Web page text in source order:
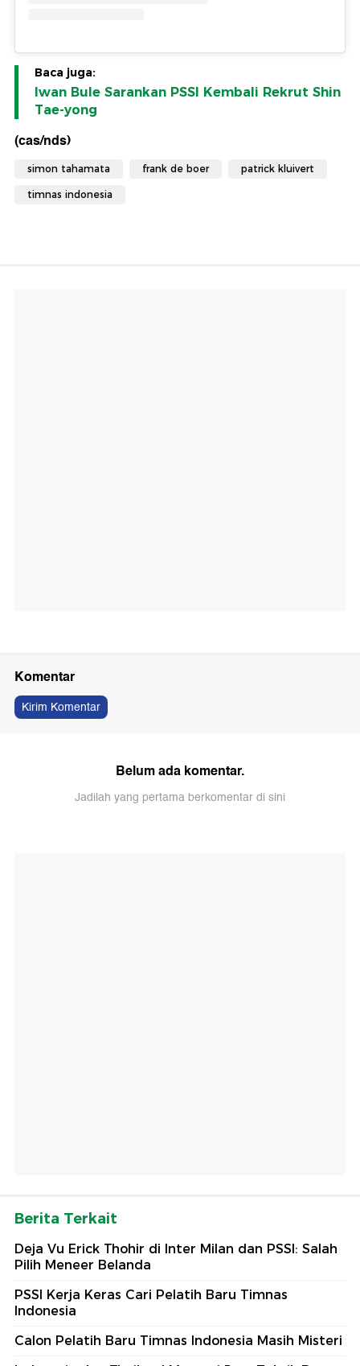
Baca juga:
Iwan Bule Sarankan PSSI Kembali Rekrut Shin
Tae-yong
(cas/nds)
simon tahamata frank de boer patrick kluivert
timnas indonesia
Komentar
Kirim Komentar
Belum ada komentar.
Jadilah yang pertama berkomentar di sini
Berita Terkait
Deja Vu Erick Thohir di Inter Milan dan PSSI: Salah
Pilih Meneer Belanda
PSSI Kerja Keras Cari Pelatih Baru Timnas
Indonesia
Calon Pelatih Baru Timnas Indonesia Masih Misteri